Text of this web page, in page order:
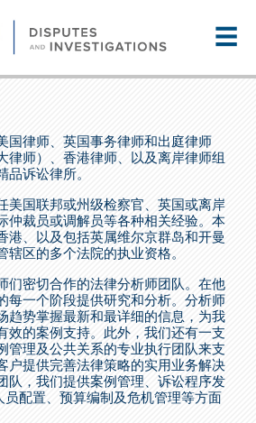
☰
国律师、英国事务律师和出庭律师
律师）、香港律师、以及离岸律师组
诉讼律所。
美国联邦或州级检察官、英国或离岸
仲裁员或调解员等各种相关经验。本
港、以及包括英属维尔京群岛和开曼
辖区的多个法院的执业资格。
们密切合作的法律分析师团队。在他
每一个阶段提供研究和分析。分析师
趋势掌握最新和最详细的信息，为我
效的案例支持。此外，我们还有一支
管理及公共关系的专业执行团队来支
户提供完善法律策略的实用业务解决
队，我们提供案例管理、诉讼程序发
员配置、预算编制及危机管理等方面